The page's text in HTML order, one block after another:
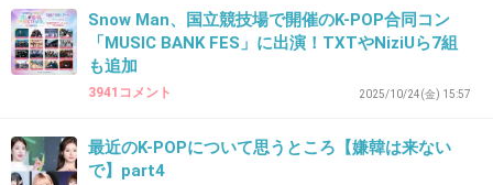
Snow Man、国立競技場で開催のK-POP合同コン
「MUSIC BANK FES」に出演！TXTやNiziUら7組
も追加
3941コメント 2025/10/24(金) 15:57
最近のK-POPについて思うところ【嫌韓は来ない
で】part4